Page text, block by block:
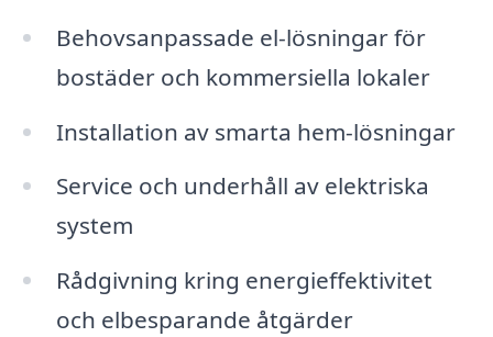
Behovsanpassade el-lösningar för
bostäder och kommersiella lokaler
Installation av smarta hem-lösningar
Service och underhåll av elektriska
system
Rådgivning kring energieffektivitet
och elbesparande åtgärder